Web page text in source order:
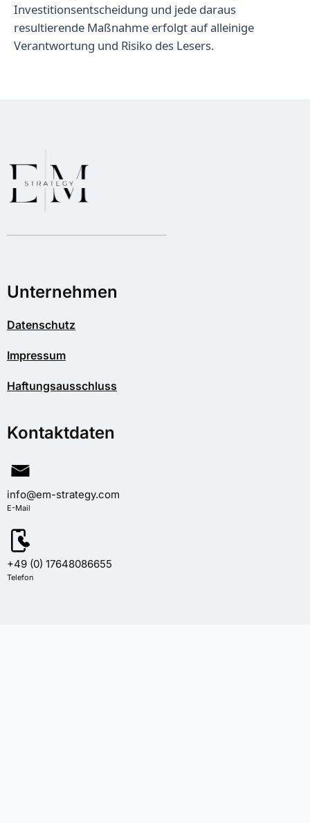
Investitionsentscheidung und jede daraus
resultierende Maßnahme erfolgt auf alleinige
Verantwortung und Risiko des Lesers.
Unternehmen
Datenschutz
Impressum
Haftungsausschluss
Kontaktdaten
info@em-strategy.com
E-Mail
+49 (0) 17648086655
Telefon